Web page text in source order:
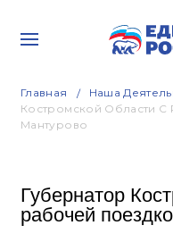
Главная Наша
Костромской Области С
Мантурово
Губернатор
рабочей